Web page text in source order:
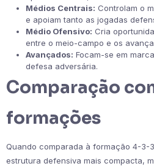
Médios Centrais: Controlam o
e apoiam tanto as jogadas
Médio Ofensivo: Cria
entre o meio-campo e os
Avançados: Focam-se em
defesa adversária.
Comparação
formações
Quando comparada à formação 4-3-
estrutura defensiva mais compacta,